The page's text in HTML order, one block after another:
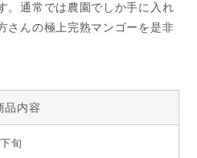
。通常では農園でしか手に入れ
さんの極上完熟マンゴーを是非
品内容
旬